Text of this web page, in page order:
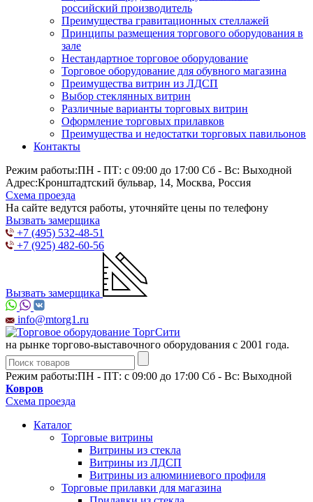
российский производитель
Преимущества гравитационных стеллажей
Принципы размещения торгового оборудования в
зале
Нестандартное торговое оборудование
Торговое оборудование для обувного магазина
Преимущества витрин из ЛДСП
Выбор стеклянных витрин
Различные варианты торговых витрин
Оформление торговых прилавков
Преимущества и недостатки торговых павильонов
Контакты
Режим работы:ПН - ПТ: с 09:00 до 17:00 Сб - Вс: Выходной
Адрес:Кронштадтский бульвар, 14, Москва, Россия
Схема проезда
На сайте ведутся работы, уточняйте цены по телефону
Вызвать замерщика
+7 (495) 532-48-51
+7 (925) 482-60-56
Вызвать замерщика
info@mtorg1.ru
на рынке торгово-выставочного оборудования с 2001 года.
Режим работы:ПН - ПТ: с 09:00 до 17:00 Сб - Вс: Выходной
Ковров
Схема проезда
Каталог
Торговые витрины
Витрины из cтекла
Витрины из ЛДСП
Витрины из алюминиевого профиля
Торговые прилавки для магазина